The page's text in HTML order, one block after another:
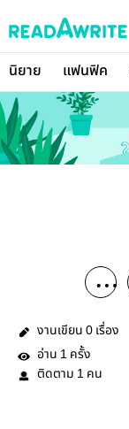
นิยาย แฟนฟิค
งานเขียน 0 เรื่อง
อ่าน 1 ครั้ง
ติดตาม 1 คน